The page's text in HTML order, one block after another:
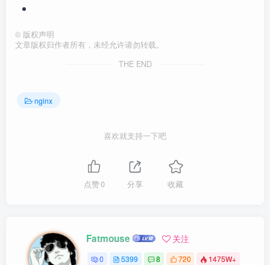
© 版权声明
文章版权归作者所有，未经允许请勿转载。
THE END
nginx
喜欢就支持一下吧
点赞0 分享 收藏
Fatmouse 关注
0 5399 8 720 1475W+